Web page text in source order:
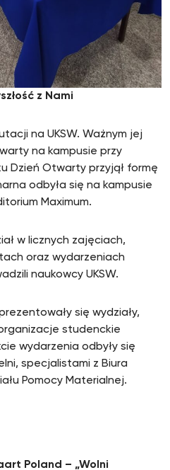
z Nami
na UKSW. Ważnym jej
na kampusie przy
Dzień Otwarty przyjął formę
odbyła się na kampusie
Maximum.
w licznych zajęciach,
oraz wydarzeniach
naukowcy UKSW.
się wydziały,
studenckie
wydarzenia odbyły się
specjalistami z Biura
Pomocy Materialnej.
Poland – „Wolni